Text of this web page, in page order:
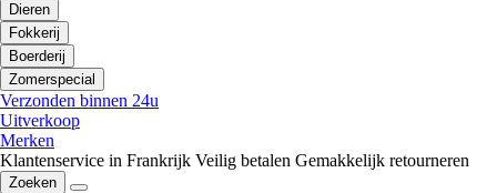
Dieren
Fokkerij
Boerderij
Zomerspecial
Verzonden binnen 24u
Uitverkoop
Merken
Klantenservice in Frankrijk Veilig betalen Gemakkelijk retourneren
Zoeken